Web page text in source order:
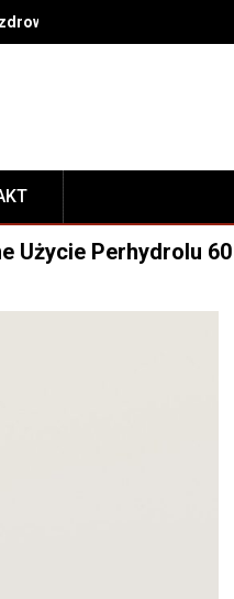
nawyki na co dzień
Użycie Perhydrolu 60